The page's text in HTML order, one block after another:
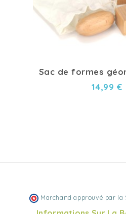
Sac de formes
14,99 €
Marchand approuvé par